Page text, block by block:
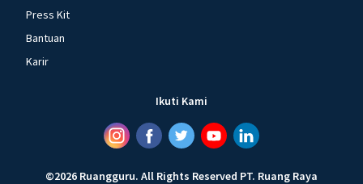
Press Kit
Bantuan
Karir
Ikuti Kami
©2026 Ruangguru. All Rights Reserved PT. Ruang Raya